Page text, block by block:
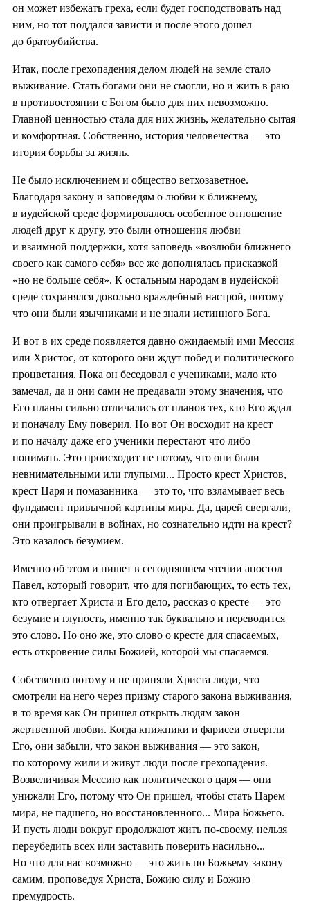
он может избежать греха, если будет господствовать над
ним, но тот поддался зависти и после этого дошел
до братоубийства.
Итак, после грехопадения делом людей на земле стало
выживание. Стать богами они не смогли, но и жить в раю
в противостоянии с Богом было для них невозможно.
Главной ценностью стала для них жизнь, желательно сытая
и комфортная. Собственно, история человечества — это
итория борьбы за жизнь.
Не было исключением и общество ветхозаветное.
Благодаря закону и заповедям о любви к ближнему,
в иудейской среде формировалось особенное отношение
людей друг к другу, это были отношения любви
и взаимной поддержки, хотя заповедь «возлюби ближнего
своего как самого себя» все же дополнялась присказкой
«но не больше себя». К остальным народам в иудейской
среде сохранялся довольно враждебный настрой, потому
что они были язычниками и не знали истинного Бога.
И вот в их среде появляется давно ожидаемый ими Мессия
или Христос, от которого они ждут побед и политического
процветания. Пока он беседовал с учениками, мало кто
замечал, да и они сами не предавали этому значения, что
Его планы сильно отличались от планов тех, кто Его ждал
и поначалу Ему поверил. Но вот Он восходит на крест
и по началу даже его ученики перестают что либо
понимать. Это происходит не потому, что они были
невнимательными или глупыми... Просто крест Христов,
крест Царя и помазанника — это то, что взламывает весь
фундамент привычной картины мира. Да, царей свергали,
они проигрывали в войнах, но сознательно идти на крест?
Это казалось безумием.
Именно об этом и пишет в сегодняшнем чтении апостол
Павел, который говорит, что для погибающих, то есть тех,
кто отвергает Христа и Его дело, рассказ о кресте — это
безумие и глупость, именно так буквально и переводится
это слово. Но оно же, это слово о кресте для спасаемых,
есть откровение силы Божией, которой мы спасаемся.
Собственно потому и не приняли Христа люди, что
смотрели на него через призму старого закона выживания,
в то время как Он пришел открыть людям закон
жертвенной любви. Когда книжники и фарисеи отвергли
Его, они забыли, что закон выживания — это закон,
по которому жили и живут люди после грехопадения.
Возвеличивая Мессию как политического царя — они
унижали Его, потому что Он пришел, чтобы стать Царем
мира, не падшего, но восстановленного... Мира Божьего.
И пусть люди вокруг продолжают жить по-своему, нельзя
переубедить всех или заставить поверить насильно...
Но что для нас возможно — это жить по Божьему закону
самим, проповедуя Христа, Божию силу и Божию
премудрость.